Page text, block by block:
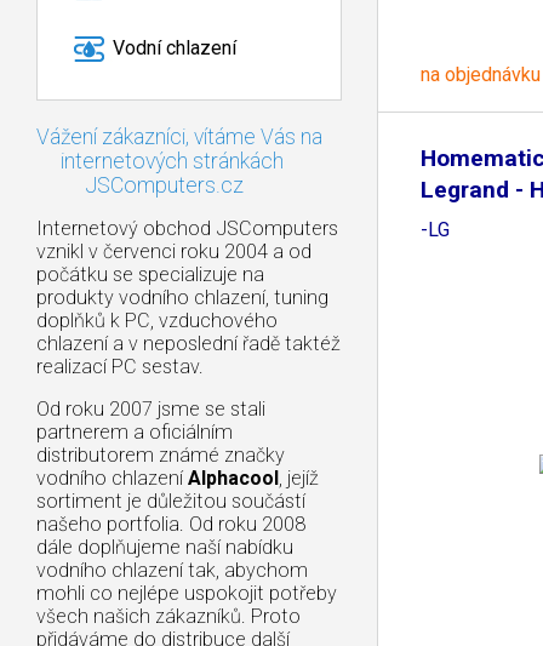
Vodní chlazení
Vážení zákazníci, vítáme Vás na
internetových stránkách
JSComputers.cz
Internetový obchod JSComputers
vznikl v červenci roku 2004 a od
počátku se specializuje na
produkty vodního chlazení, tuning
doplňků k PC, vzduchového
chlazení a v neposlední řadě taktéž
realizací PC sestav.
Od roku 2007 jsme se stali
partnerem a oficiálním
distributorem známé značky
vodního chlazení Alphacool, jejíž
sortiment je důležitou součástí
našeho portfolia. Od roku 2008
dále doplňujeme naší nabídku
vodního chlazení tak, abychom
mohli co nejlépe uspokojit potřeby
všech našich zákazníků. Proto
přidáváme do distribuce další
na objednávku
Legrand -
-LG